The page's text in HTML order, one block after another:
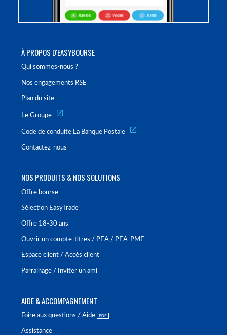
À PROPOS D'EASYBOURSE
Qui sommes-nous ?
Nos engagements RSE
Plan du site
Le Groupe
Code de conduite La Banque Postale
Contactez-nous
NOS PRODUITS & NOS SOLUTIONS
Offre bourse
Sélection EasyTrade
Offre 18-30 ans
Ouvrir un compte-titres / PEA / PEA-PME
Espace client / Accès client
Parrainage / Inviter un ami
AIDE & ACCOMPAGNEMENT
Foire aux questions / Aide
Assistance